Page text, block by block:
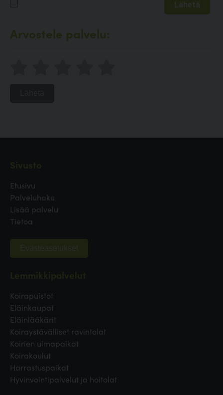
Arvostele palvelu:
Etusivu
Palveluhaku
Lisää palvelu
Tietoa
Evästeasetukset
Koirapuistot
Eläinkaupat
Eläinlääkärit
Koiraystävälliset ravintolat
Koirien uimapaikat
Koirakoulut
Harrastuspaikat
Hyvinvointipalvelut ja hoitolat